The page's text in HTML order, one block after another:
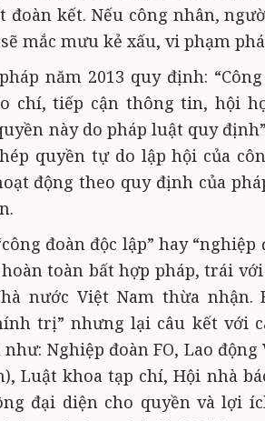
đoàn kết. Nếu công nhân,
mắc mưu kẻ xấu, vi phạm
năm 2013 quy định:
chí, tiếp cận thông tin, hội
này do pháp luật quy
quyền tự do lập hội của
động theo quy định của
đoàn độc lập” hay
toàn bất hợp pháp, trái
nước Việt Nam thừa nhận.
trị” nhưng lại câu kết với
Nghiệp đoàn FO, Lao
Luật khoa tạp chí, Hội nhà
đại diện cho quyền và lợi